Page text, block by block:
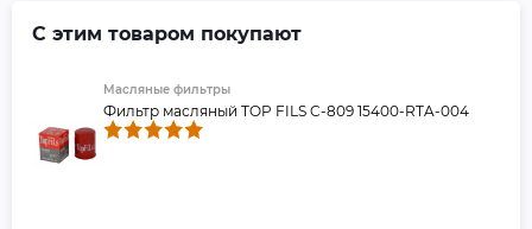
С этим товаром покупают
Масляные фильтры
Фильтр масляный TOP FILS C-809 15400-RTA-004